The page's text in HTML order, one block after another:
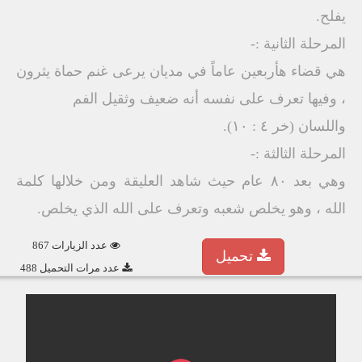
يفلح.
المرحلة الثانية :-
هي قضاء هأربعين عاماً في مديان يرعى غنم حماة يثرون
، وفيها تعرف على نفسه أنه ضعيف وثقيل الفم
واللسان (خر ٤ : ١٠).
المرحلة الثالثة :-
وهي بعد ٨٠ عام حيث شاهد العليقة ومن خلالها كلمة
الله ، وهو يخلص شعبه وتعرف على الله الذي يخلص.
عدد الزيارات 867
عدد مرات التحميل 488
تحميل